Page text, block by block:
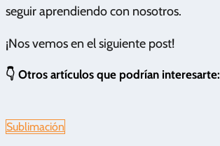
seguir aprendiendo con nosotros.
¡Nos vemos en el siguiente post!
👇 Otros artículos que podrían interesarte:
Sublimación